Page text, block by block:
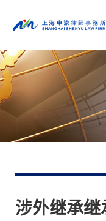
涉外继承